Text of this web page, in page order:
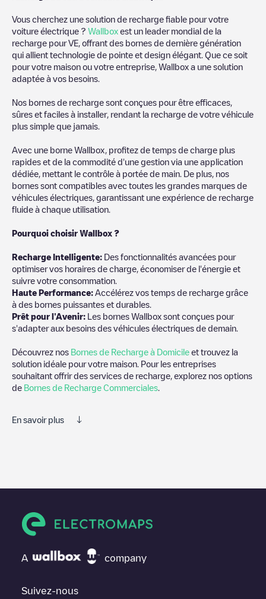
Vous cherchez une solution de recharge fiable pour votre
voiture électrique ? Wallbox est un leader mondial de la
recharge pour VE, offrant des bornes de dernière génération
qui allient technologie de pointe et design élégant. Que ce soit
pour votre maison ou votre entreprise, Wallbox a une solution
adaptée à vos besoins.
Nos bornes de recharge sont conçues pour être efficaces,
sûres et faciles à installer, rendant la recharge de votre véhicule
plus simple que jamais.
Avec une borne Wallbox, profitez de temps de charge plus
rapides et de la commodité d'une gestion via une application
dédiée, mettant le contrôle à portée de main. De plus, nos
bornes sont compatibles avec toutes les grandes marques de
véhicules électriques, garantissant une expérience de recharge
fluide à chaque utilisation.
Pourquoi choisir Wallbox ?
Recharge Intelligente: Des fonctionnalités avancées pour
optimiser vos horaires de charge, économiser de l'énergie et
suivre votre consommation.
Haute Performance: Accélérez vos temps de recharge grâce
à des bornes puissantes et durables.
Prêt pour l'Avenir: Les bornes Wallbox sont conçues pour
s'adapter aux besoins des véhicules électriques de demain.
Découvrez nos Bornes de Recharge à Domicile et trouvez la
solution idéale pour votre maison. Pour les entreprises
souhaitant offrir des services de recharge, explorez nos options
de Bornes de Recharge Commerciales
En savoir plus
fournissent des informations utiles pour créer la meilleure
expérience possible pour les conducteurs de véhicules
Les avis des conducteurs de véhicules électriques sont très
les plus appropriées selon la communauté des conducteurs de
A company
Suivez-nous